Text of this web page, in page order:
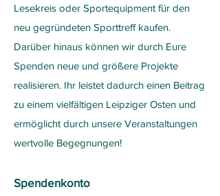
Lesekreis oder Sportequipment für den
neu gegründeten Sporttreff kaufen.
Darüber hinaus können wir durch Eure
Spenden neue und größere Projekte
realisieren. Ihr leistet dadurch einen Beitrag
zu einem vielfältigen Leipziger Osten und
ermöglicht durch unsere Veranstaltungen
wertvolle Begegnungen!
Spendenkonto